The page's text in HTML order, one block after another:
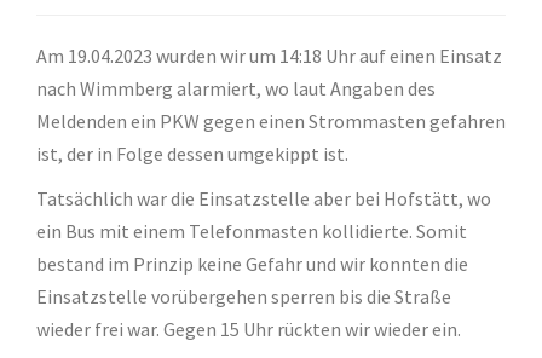
Am 19.04.2023 wurden wir um 14:18 Uhr auf einen Einsatz
nach Wimmberg alarmiert, wo laut Angaben des
Meldenden ein PKW gegen einen Strommasten gefahren
ist, der in Folge dessen umgekippt ist.
Tatsächlich war die Einsatzstelle aber bei Hofstätt, wo
ein Bus mit einem Telefonmasten kollidierte. Somit
bestand im Prinzip keine Gefahr und wir konnten die
Einsatzstelle vorübergehen sperren bis die Straße
wieder frei war. Gegen 15 Uhr rückten wir wieder ein.